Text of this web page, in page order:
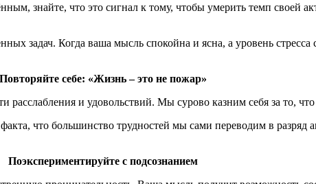
знайте, что это сигнал к тому, чтобы умерить темп своей
задач. Когда ваша мысль спокойна и ясна, а уровень
Повторяйте себе: «Жизнь – это не пожар»
и удовольствий. Мы сурово казним себя за то, что
что большинство трудностей мы сами переводим в
Поэкспериментируйте с подсознанием